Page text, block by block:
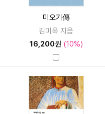
미오기傳
김미옥 지음
16,200원 (10%)